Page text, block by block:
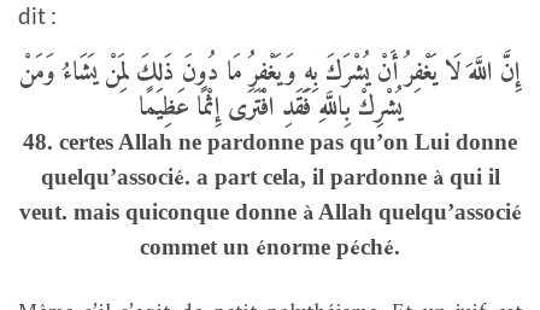
dit :
إِنَّ اللَّهَ لَا يَغْفِرُ أَنْ يُشْرَكَ بِهِ وَيَغْفِرُ مَا دُونَ ذَلِكَ لِمَنْ يَشَاءُ وَمَنْ
يُشْرِكْ بِاللَّهِ فَقَدِ افْتَرَى إِثْمًا عَظِيمًا
48. certes Allah ne pardonne pas qu’on Lui donne
quelqu’associé. a part cela, il pardonne àqui il
veut. mais quiconque donne àAllah quelqu’associé
commet un énorme péché.